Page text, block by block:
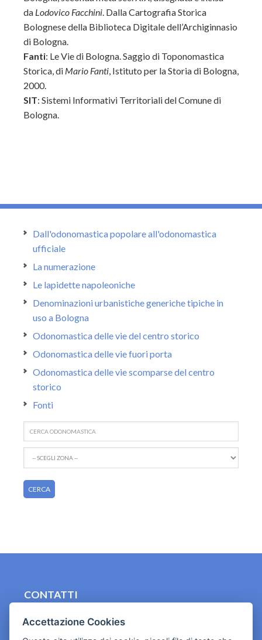
da Lodovico Facchini. Dalla Cartografia Storica
Bolognese della Biblioteca Digitale dell’Archiginnasio
di Bologna.
Fanti: Le Vie di Bologna. Saggio di Toponomastica
Storica, di Mario Fanti, Istituto per la Storia di Bologna,
2000.
SIT: Sistemi Informativi Territoriali del Comune di
Bologna.
Dall'odonomastica popolare all'odonomastica
ufficiale
La numerazione
Le lapidette napoleoniche
Denominazioni urbanistiche generiche tipiche in
uso a Bologna
Odonomastica delle vie del centro storico
Odonomastica delle vie fuori porta
Odonomastica delle vie scomparse del centro
storico
Fonti
CONTATTI
Accettazione Cookies